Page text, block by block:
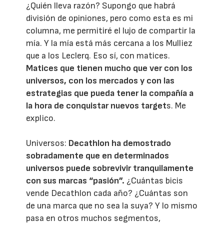
¿Quién lleva razón? Supongo que habrá
división de opiniones, pero como esta es mi
columna, me permitiré el lujo de compartir la
mía. Y la mía está más cercana a los Mulliez
que a los Leclerq. Eso sí, con matices.
Matices que tienen mucho que ver con los
universos, con los mercados y con las
estrategias que pueda tener la compañía a
la hora de conquistar nuevos targets. Me
explico.
Universos: Decathlon ha demostrado
sobradamente que en determinados
universos puede sobrevivir tranquilamente
con sus marcas “pasión”. ¿Cuántas bicis
vende Decathlon cada año? ¿Cuántas son
de una marca que no sea la suya? Y lo mismo
pasa en otros muchos segmentos,